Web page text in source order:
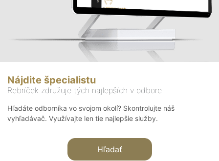
Nájdite špecialistu
Rebríček združuje tých najlepších v odbore
Hľadáte odborníka vo svojom okolí? Skontrolujte náš
vyhľadávač. Využívajte len tie najlepšie služby.
Hľadať